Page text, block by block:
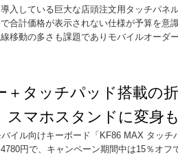
入している巨大な店頭注文用タッチパネ
合計価格が表示されない仕様が予算を意
移動の多さも課題でありモバイルオーダ
＋タッチパッド搭載の
マホスタンドに変身
バイル向けキーボード「KF86 MAX タッ
円で、キャンペーン期間中は15％オフ